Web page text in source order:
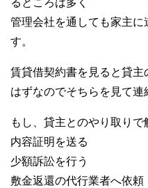
るところは多く
管理会社を通しても家主に
す。
賃貸借契約書を見ると貸主
はずなのでそちらを見て連
もし、貸主とのやり取りで
内容証明を送る
少額訴訟を行う
敷金返還の代行業者へ依頼